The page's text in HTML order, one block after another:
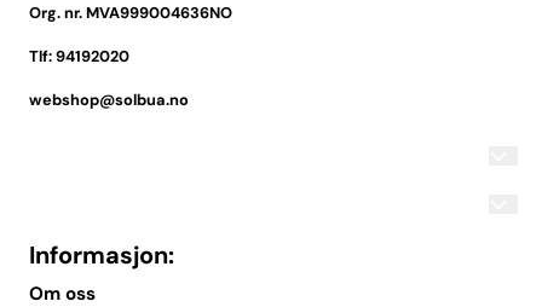
Org. nr. MVA999004636NO
Tlf:94192020
webshop@solbua.no
Informasjon:
Om oss